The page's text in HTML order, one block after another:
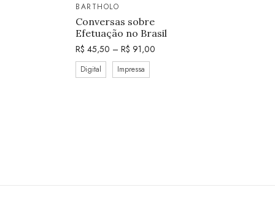
BARTHOLO
Conversas sobre
Efetuação no Brasil
R$ 45,50 – R$ 91,00
Digital Impressa